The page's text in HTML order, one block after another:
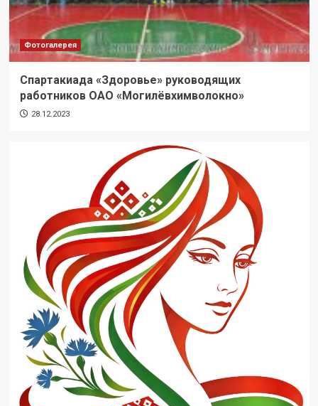
Фотогалерея
Спартакиада «Здоровье» руководящих
работников ОАО «Могилёвхимволокно»
28.12.2023